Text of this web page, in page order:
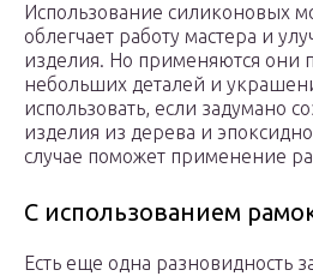
Использование силиконовых
облегчает работу мастера и
изделия. Но применяются они
небольших деталей и
использовать, если задумано
изделия из дерева и
случае поможет применение
С использованием
Есть еще одна разновидность